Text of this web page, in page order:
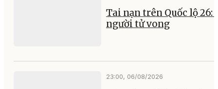
Tai nạn trên Quốc lộ 26:
người tử vong
23:00, 06/08/2026